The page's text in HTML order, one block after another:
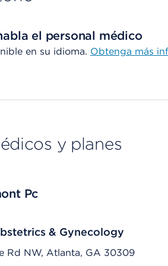
el personal médico
en su idioma. Obtenga más
y planes
Pc
& Gynecology
Rd NW, Atlanta, GA 30309